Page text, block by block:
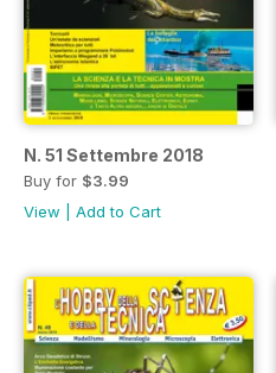
N. 51 Settembre 2018
Buy for $3.99
View
Add to Cart